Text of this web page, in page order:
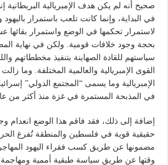
صحيح أنه لم يكن هدف الإمبريالية
في البداية، وإنما كانت تلعب باستمرار
لاستمرار تحكمها في الوضع واستمرار بقائها
بحجة وجود خلافات قومية. ولكن في نهاية
سياستهم للقادة الصهاينة بتنفيذ مخططاتهم
القوى الإمبريالية والعالمية المختلفة. وما
الإمبريالية وما يسمى “المجتمع الدولي”
في المذبحة المستمرة في غزة منذ أكثر من
إضافة إلى ذلك، فقد فاقم هذا الوضع انعدام
حقيقية قوية في فلسطين والمنطقة تُفرغ
مضمونها عن طريق كسب فقراء اليهود
وقتها عن طريق سياسة طبقية أممية ومهاجمة